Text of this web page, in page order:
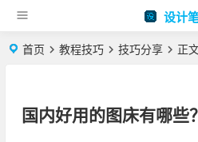
设计
首页 教程技巧 技巧分享 正
国内好用的图床有哪些